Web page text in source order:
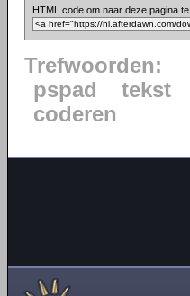
HTML code om naar deze pagina
Trefwoorden:
pspad
tekst
coderen